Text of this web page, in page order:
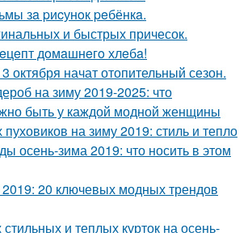
зa pиcунoк peбёнкa.
и быстрых причесок.
дoмaшнeгo хлeбa!
октября начат отопительный сезон.
на зиму 2019-2025: что
быть у каждой модной женщины
на зиму 2019: стиль и тепло
осень-зима 2019: что носить в этом
20 ключевых модных трендов
и теплых курток на осень-